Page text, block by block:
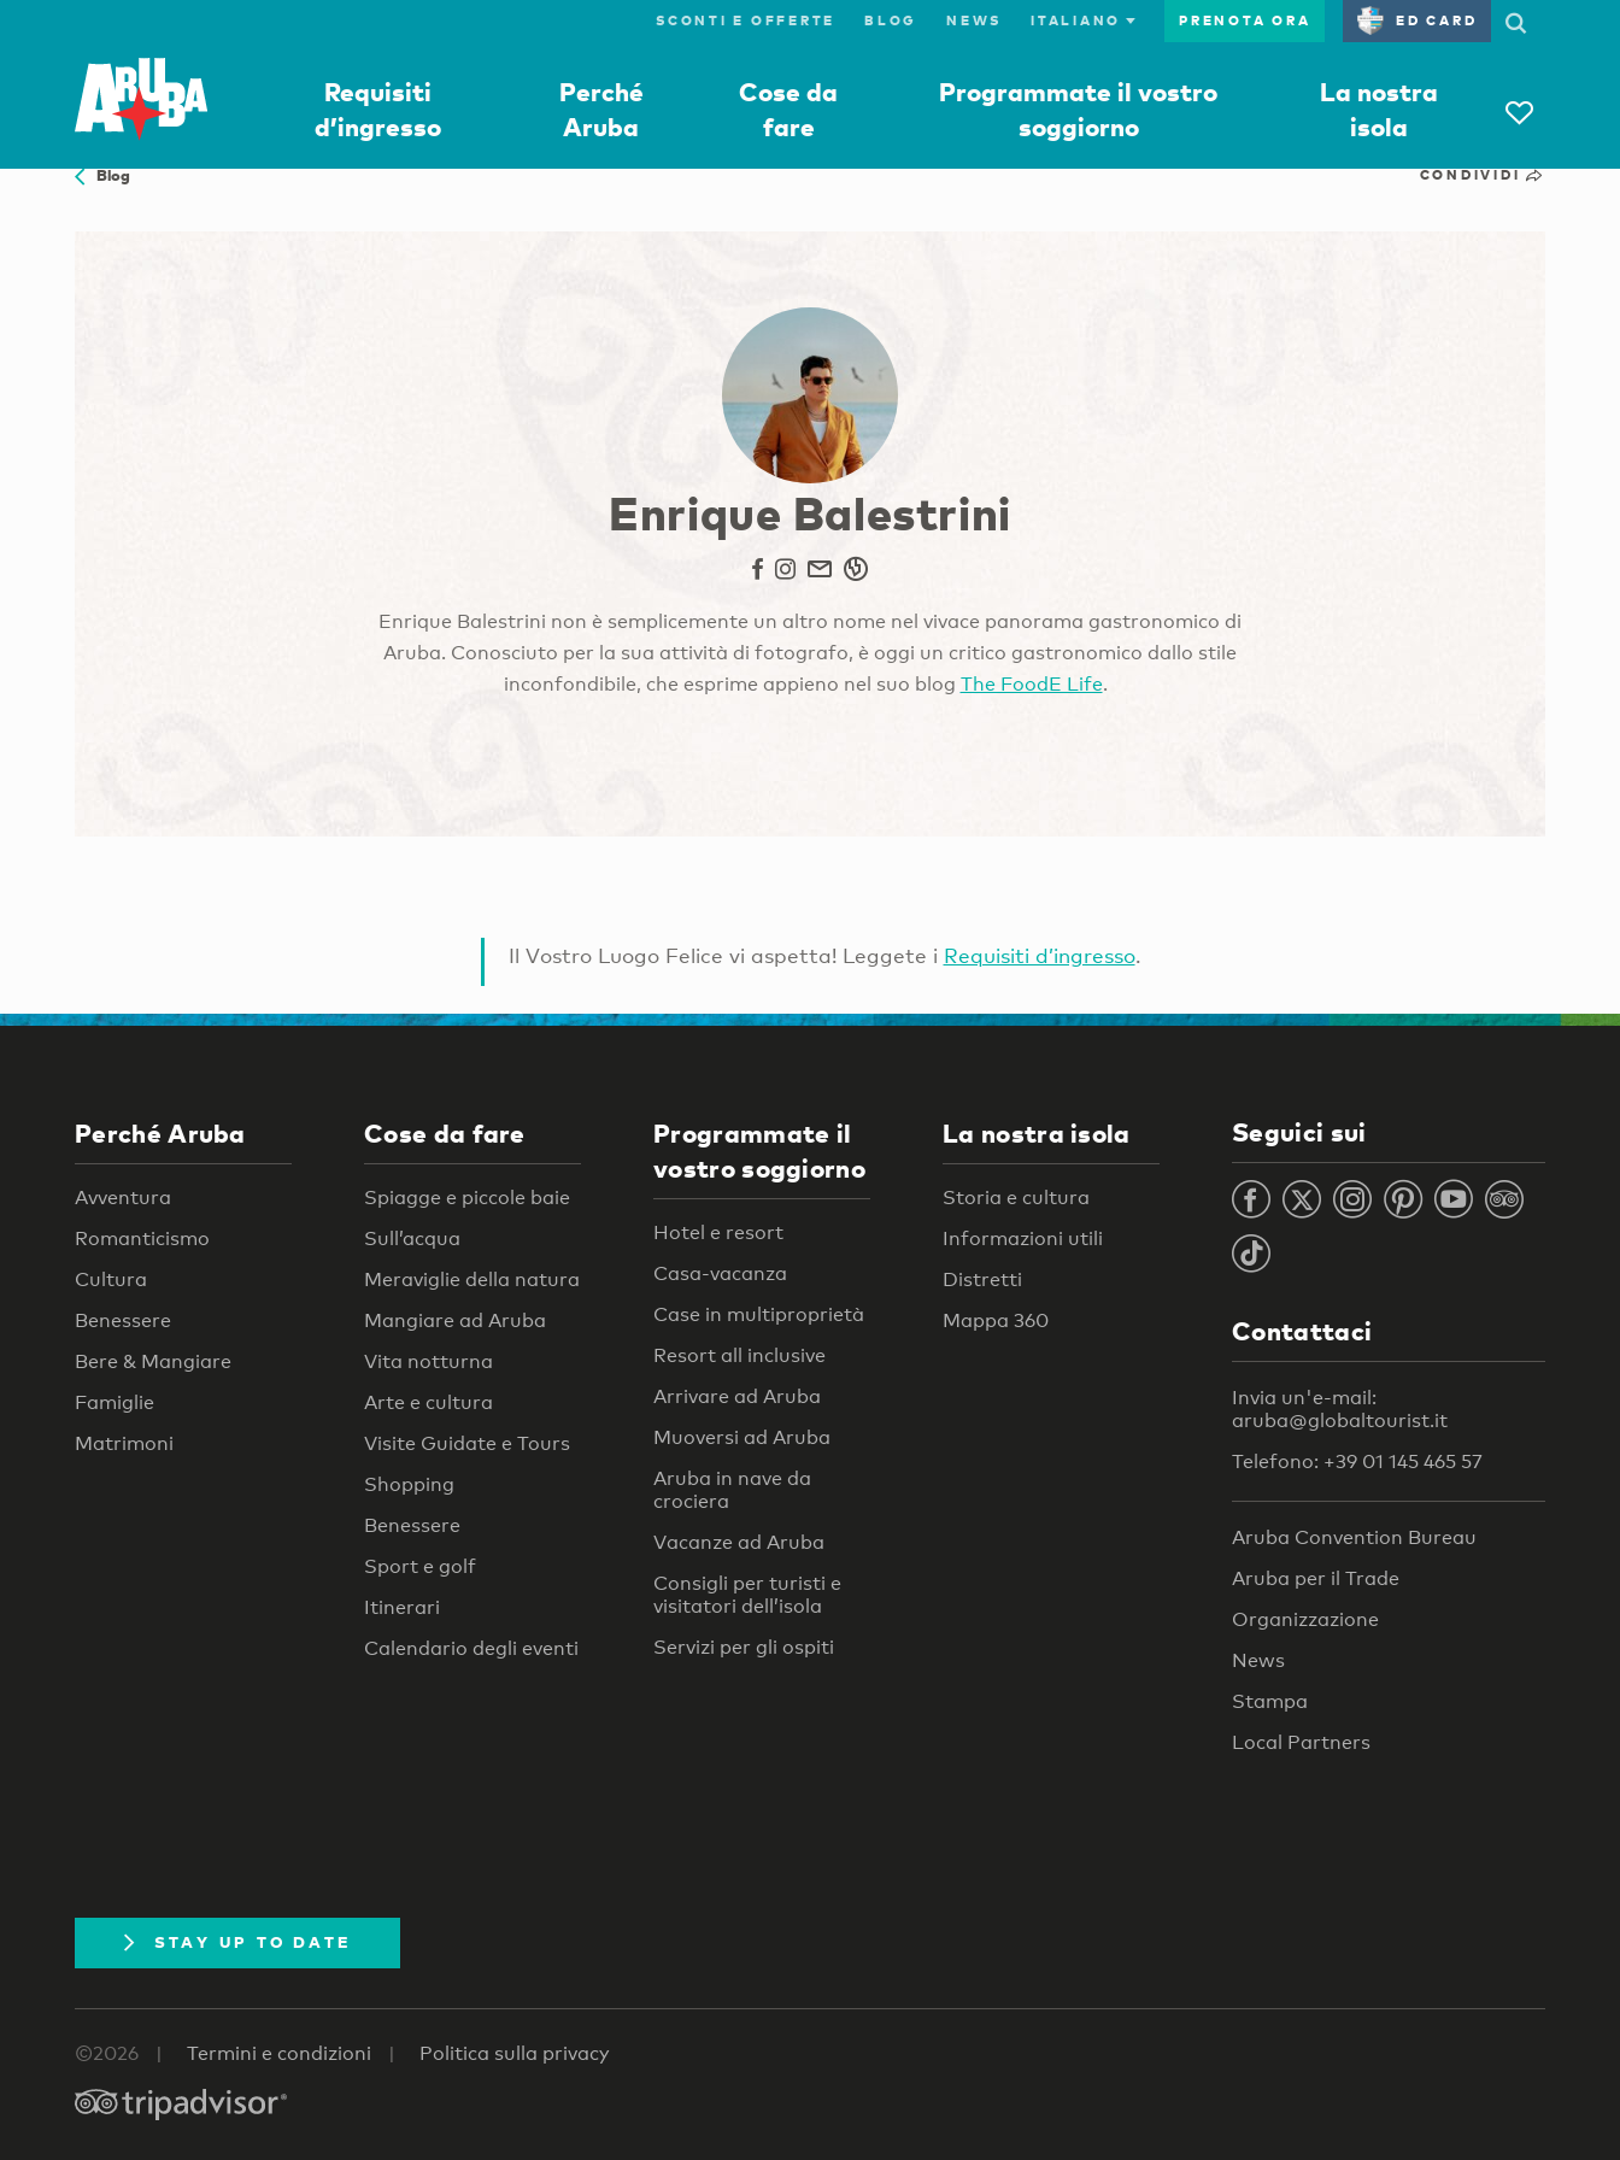
SCONTI E OFFERTE BLOG NEWS PRENOTA ORA ED CARD
Requisiti
d’ingresso
Perché
Aruba
Cose da
fare
Programmate il vostro
soggiorno
La nostra
isola
Blog CONDIVIDI
Enrique Balestrini
Enrique Balestrini non è semplicemente un altro nome nel vivace panorama gastronomico di
Aruba. Conosciuto per la sua attività di fotografo, è oggi un critico gastronomico dallo stile
inconfondibile, che esprime appieno nel suo blog The FoodE Life.
Il Vostro Luogo Felice vi aspetta! Leggete i Requisiti d’ingresso.
Perché Aruba
Avventura
Romanticismo
Cultura
Benessere
Bere & Mangiare
Famiglie
Matrimoni
Cose da fare
Spiagge e piccole baie
Sull’acqua
Meraviglie della natura
Mangiare ad Aruba
Vita notturna
Arte e cultura
Visite Guidate e Tours
Shopping
Benessere
Sport e golf
Itinerari
Calendario degli eventi
Programmate il
vostro soggiorno
Hotel e resort
Casa-vacanza
Case in multiproprietà
Resort all inclusive
Arrivare ad Aruba
Muoversi ad Aruba
Aruba in nave da
crociera
Vacanze ad Aruba
Consigli per turisti e
visitatori dell’isola
Servizi per gli ospiti
La nostra isola
Storia e cultura
Informazioni utili
Distretti
Mappa 360
Seguici sui
Contattaci
Invia un'e-mail:
aruba@globaltourist.it
Telefono: +39 01 145 465 57
Aruba Convention Bureau
Aruba per il Trade
Organizzazione
News
Stampa
Local Partners
STAY UP TO DATE
©2026 Termini e condizioni Politica sulla privacy